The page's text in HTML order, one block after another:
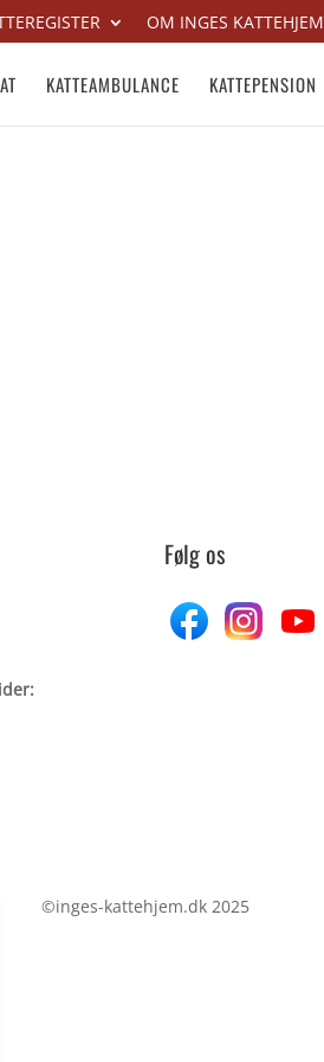
OM INGES KATTEHJEM
KATTEAMBULANCE KATTEPENSION
Følg os
©inges-kattehjem.dk 2025